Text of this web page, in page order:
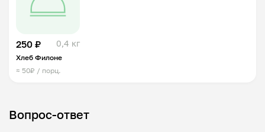
250 ₽ 0,4 кг
Хлеб Филоне
≈ 50₽ / порц.
Вопрос-ответ